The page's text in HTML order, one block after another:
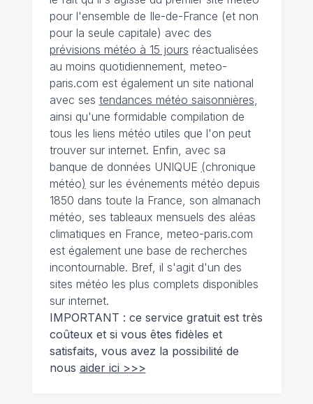
pour l'ensemble de Ile-de-France (et non
pour la seule capitale) avec des
prévisions météo à 15 jours réactualisées
au moins quotidiennement, meteo-
paris.com est également un site national
avec ses tendances météo saisonnières
ainsi qu'une formidable compilation de
tous les liens météo utiles que l'on peut
trouver sur internet. Enfin, avec sa
banque de données UNIQUE (chronique
météo) sur les événements météo depuis
1850 dans toute la France, son almanach
météo, ses tableaux mensuels des aléas
climatiques en France, meteo-paris.com
est également une base de recherches
incontournable. Bref, il s'agit d'un des
sites météo les plus complets disponibles
sur internet.
IMPORTANT : ce service gratuit est très
coûteux et si vous êtes fidèles et
satisfaits, vous avez la possibilité de
nous aider ici >>>